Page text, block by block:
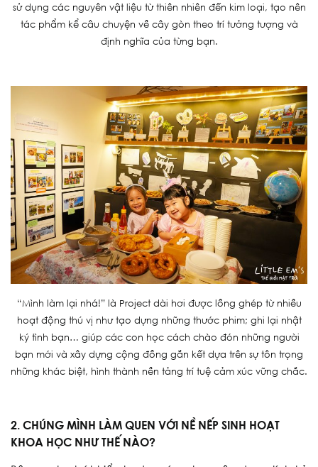
sử dụng các nguyên vật liệu từ thiên nhiên đến kim loại, tạo nên
tác phẩm kể câu chuyện về cây gòn theo trí tưởng tượng và
định nghĩa của từng bạn.
“Mình làm lại nhá!” là Project dài hơi được lồng ghép từ nhiều
hoạt động thú vị như tạo dựng những thước phim; ghi lại nhật
ký tình bạn… giúp các con học cách chào đón những người
bạn mới và xây dựng cộng đồng gắn kết dựa trên sự tôn trọng
những khác biệt, hình thành nền tảng trí tuệ cảm xúc vững chắc.
2. CHÚNG MÌNH LÀM QUEN VỚI NỀ NẾP SINH HOẠT
KHOA HỌC NHƯ THẾ NÀO?